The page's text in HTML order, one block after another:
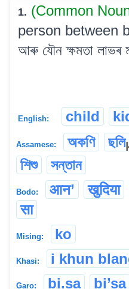
1. (Common
person between
আৰু যৌন ক্ষমতা লাভৰ
English: child
Assamese: অকণি ছলি
শিশু
সন্তান
Bodo: आन’ खुदिया
सा
Mising: ko
Khasi: i khun
Garo: bi.sa bi’sa